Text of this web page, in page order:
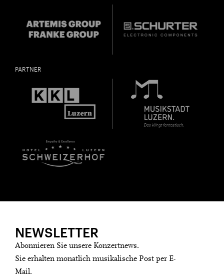
PARTNER
NEWSLETTER
Abonnieren Sie unsere Konzertnews.
Sie erhalten monatlich musikalische Post per E-
Mail.